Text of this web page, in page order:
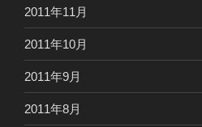
2011年11月
2011年10月
2011年9月
2011年8月